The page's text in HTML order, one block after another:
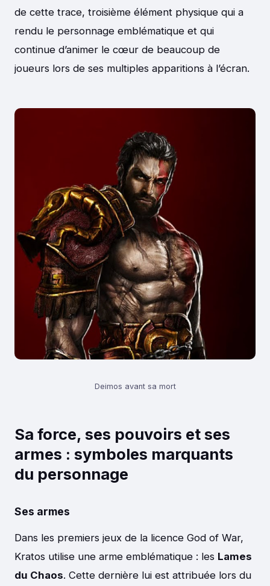
de cette trace, troisième élément physique qui a
rendu le personnage emblématique et qui
continue d’animer le cœur de beaucoup de
joueurs lors de ses multiples apparitions à l’écran.
Deimos avant sa mort
Sa force, ses pouvoirs et ses
armes : symboles marquants
du personnage
Ses armes
Dans les premiers jeux de la licence God of War,
Kratos utilise une arme emblématique : les Lames
du Chaos. Cette dernière lui est attribuée lors du